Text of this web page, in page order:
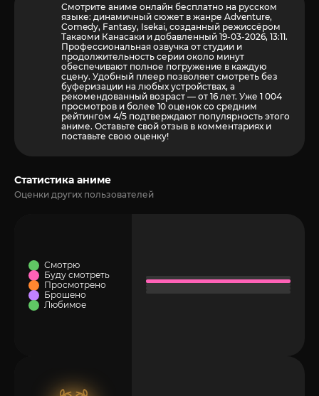
Смотрите аниме онлайн бесплатно на русском
языке: динамичный сюжет в жанре Adventure,
Comedy, Fantasy, Isekai, созданный режиссёром
Такаоми Канасаки и добавленный 19-03-2026, 13:11.
Профессиональная озвучка от студии и
продолжительность серии около минут
обеспечивают полное погружение в каждую
сцену. Удобный плеер позволяет смотреть без
буферизации на любых устройствах, а
рекомендованный возраст — от 16 лет. Уже 1 004
просмотров и более 10 оценок со средним
рейтингом 4/5 подтверждают популярность этого
аниме. Оставьте свой отзыв в комментариях и
поставьте свою оценку!
Статистика аниме
Оценки других пользователей
Смотрю
Буду смотреть
Просмотрено
Брошено
Любимое